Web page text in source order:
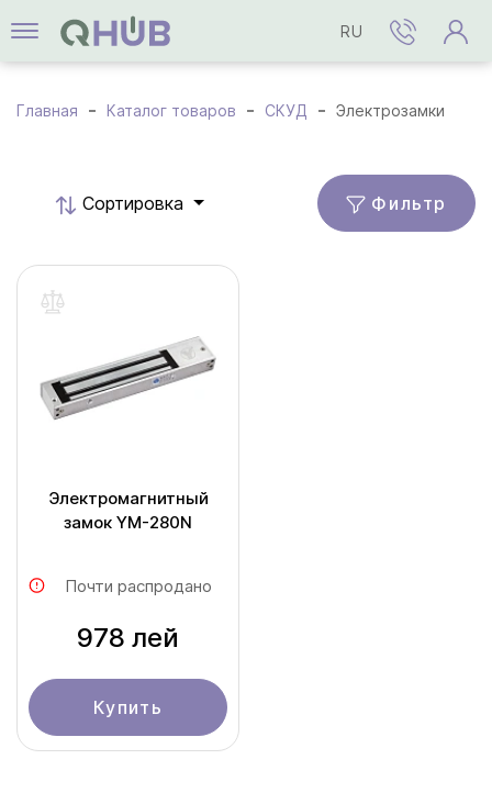
RU
Главная Каталог товаров СКУД Электрозамки
Cортировка Фильтр
Электромагнитный
замок YM-280N
Почти распродано
978 лей
Купить